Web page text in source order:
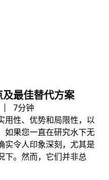
最佳替代方案
7分钟
用性、优势和局限性，以
如果您一直在研究水下无
实令人印象深刻，尤其是
下。然而，它们并非总